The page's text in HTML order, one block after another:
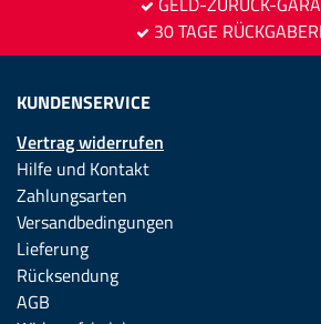
30 TAGE
KUNDENSERVICE
Vertrag widerrufen
Hilfe und Kontakt
Zahlungsarten
Versandbedingungen
Lieferung
Rücksendung
AGB